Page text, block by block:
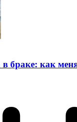
в браке: как